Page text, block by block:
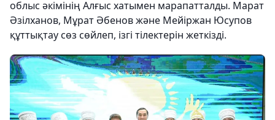
облыс әкімінің Алғыс хатымен марапатталды. Марат
Әзілханов, Мұрат Әбенов және Мейіржан Юсупов
құттықтау сөз сөйлеп, ізгі тілектерін жеткізді.